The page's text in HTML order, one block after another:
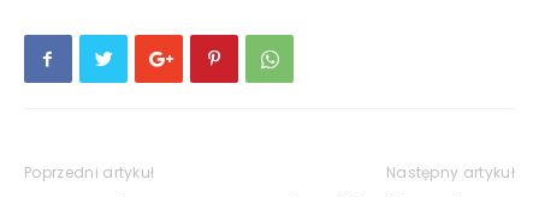
Poprzedni artykuł Następny artykuł